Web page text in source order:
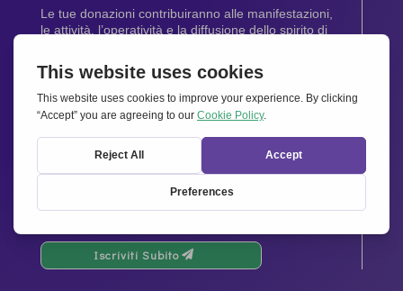
Le tue donazioni contribuiranno alle manifestazioni,
le attività, l’operatività e la diffusione dello spirito di
Dona Ora
Newsletter
Rimani aggiornato di tutte le ultime notizie dalla
Iscriviti Subito